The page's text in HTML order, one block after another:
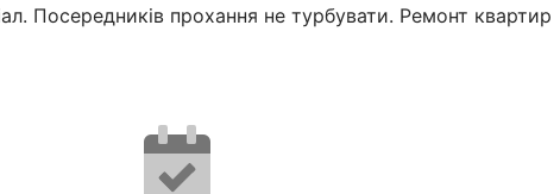
Посередників прохання не турбувати. Ремонт квартир